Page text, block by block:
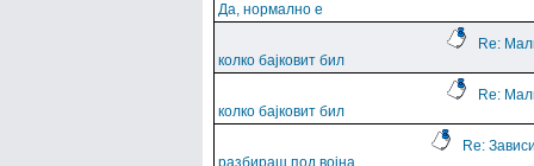
Да, нормално е
Re:
колко бајковит бил
Re:
колко бајковит бил
Re:
разбираш под војна